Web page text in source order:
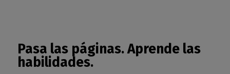
Pasa las páginas.Aprende las
habilidades.